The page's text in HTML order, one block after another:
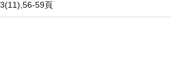
59頁